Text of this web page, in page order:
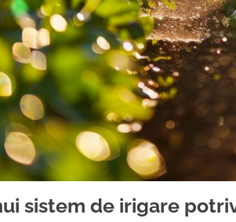
sistem de irigare